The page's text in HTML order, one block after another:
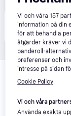
Produkten finns
samarbeta med
Vi har plockat
Vi och våra157
information på din
för att behandla
åtgärder kräver vi
banderoll-
preferenser och
intresse på sidan
Cookie Policy
Vi och våra
Använda exakta